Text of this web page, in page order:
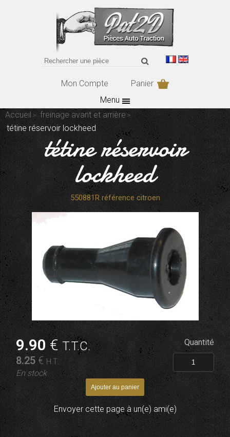
Mon Compte
Panier
Menu
Accueil
freinage avant et arrière
tétine réservoir lockheed
tétine réservoir
lockheed
550881R référence citroen
9.90 €T.T.C.
8.25 € H.T.
En stock
Quantité
Envoyer cette page à un(e) ami(e)